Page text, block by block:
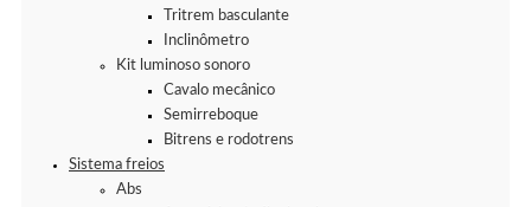
Tritrem basculante
Inclinômetro
Kit luminoso sonoro
Cavalo mecânico
Semirreboque
Bitrens e rodotrens
Sistema freios
Abs